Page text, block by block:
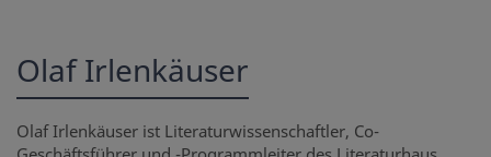
Olaf Irlenkäuser
Olaf Irlenkäuser ist Literaturwissenschaftler, Co-